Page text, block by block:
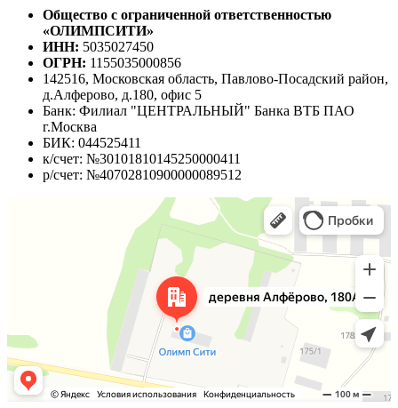
Общество с ограниченной ответственностью
«ОЛИМПСИТИ»
ИНН: 5035027450
ОГРН: 1155035000856
142516, Московская область, Павлово-Посадский район,
д.Алферово, д.180, офис 5
Банк: Филиал "ЦЕНТРАЛЬНЫЙ" Банка ВТБ ПАО
г.Москва
БИК: 044525411
к/счет: №30101810145250000411
р/счет: №40702810900000089512